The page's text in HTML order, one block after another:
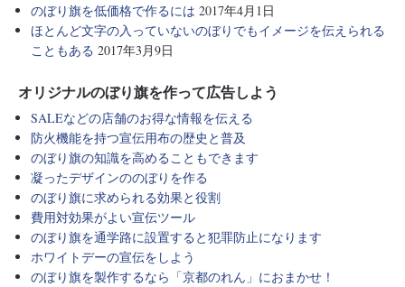
のぼり旗を低価格で作るには 2017年4月1日
ほとんど文字の入っていないのぼりでもイメージを伝えられる
こともある 2017年3月9日
オリジナルのぼり旗を作って広告しよう
SALEなどの店舗のお得な情報を伝える
防火機能を持つ宣伝用布の歴史と普及
のぼり旗の知識を高めることもできます
凝ったデザインののぼりを作る
のぼり旗に求められる効果と役割
費用対効果がよい宣伝ツール
のぼり旗を通学路に設置すると犯罪防止になります
ホワイトデーの宣伝をしよう
のぼり旗を製作するなら「京都のれん」におまかせ！